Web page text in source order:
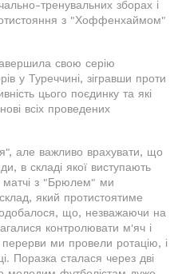
тренувальних зборах і
з "Хоффенхаймом"
свою серію
у Туреччині, зігравши проти
цього поєдинку та які
всіх проведених
але важливо врахувати, що
в складі якої виступають
матчі з "Брюлем" ми
який протистоятиме
що, незважаючи на
контролювати м'яч і
перерви ми провели ротацію, і
Поразка сталася через дві